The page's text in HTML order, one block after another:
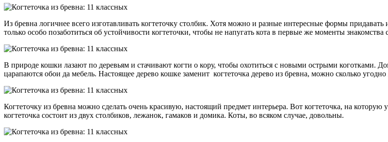
Из бревна логичнее всего изготавливать когтеточку столбик. Хотя можно и разные интересные формы
только особо позаботиться об устойчивости когтеточки, чтобы не напугать кота в первые же моменты
В природе кошки лазают по деревьям и стачивают когти о кору, чтобы охотиться с новыми острыми коготками.
царапаются обои да мебель. Настоящее дерево кошке заменит когтеточка дерево из бревна, можно сколько
Когтеточку из бревна можно сделать очень красивую, настоящий предмет интерьера. Вот когтеточка, на
когтеточка состоит из двух столбиков, лежанок, гамаков и домика. Коты, во всяком случае, довольны.